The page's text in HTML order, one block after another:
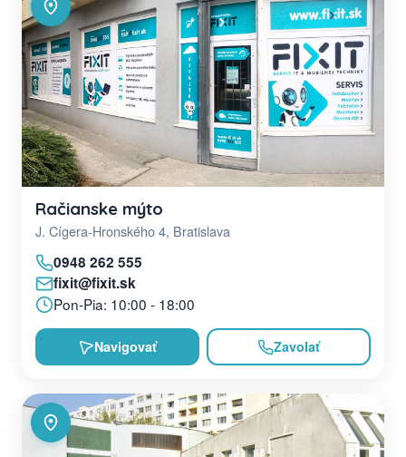
Račianske mýto
J. Cígera-Hronského 4, Bratislava
0948 262 555
fixit@fixit.sk
Pon-Pia: 10:00 - 18:00
Navigovať Zavolať